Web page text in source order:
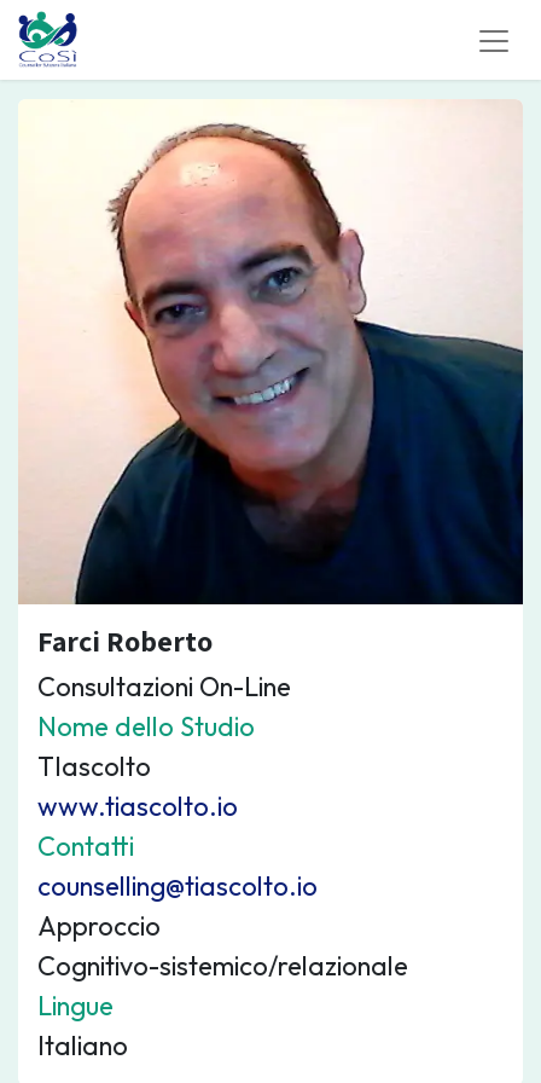
Farci Roberto
Consultazioni On-Line
Nome dello Studio
TIascolto
www.tiascolto.io
Contatti
counselling@tiascolto.io
Approccio
Cognitivo-sistemico/relazionale
Lingue
Italiano